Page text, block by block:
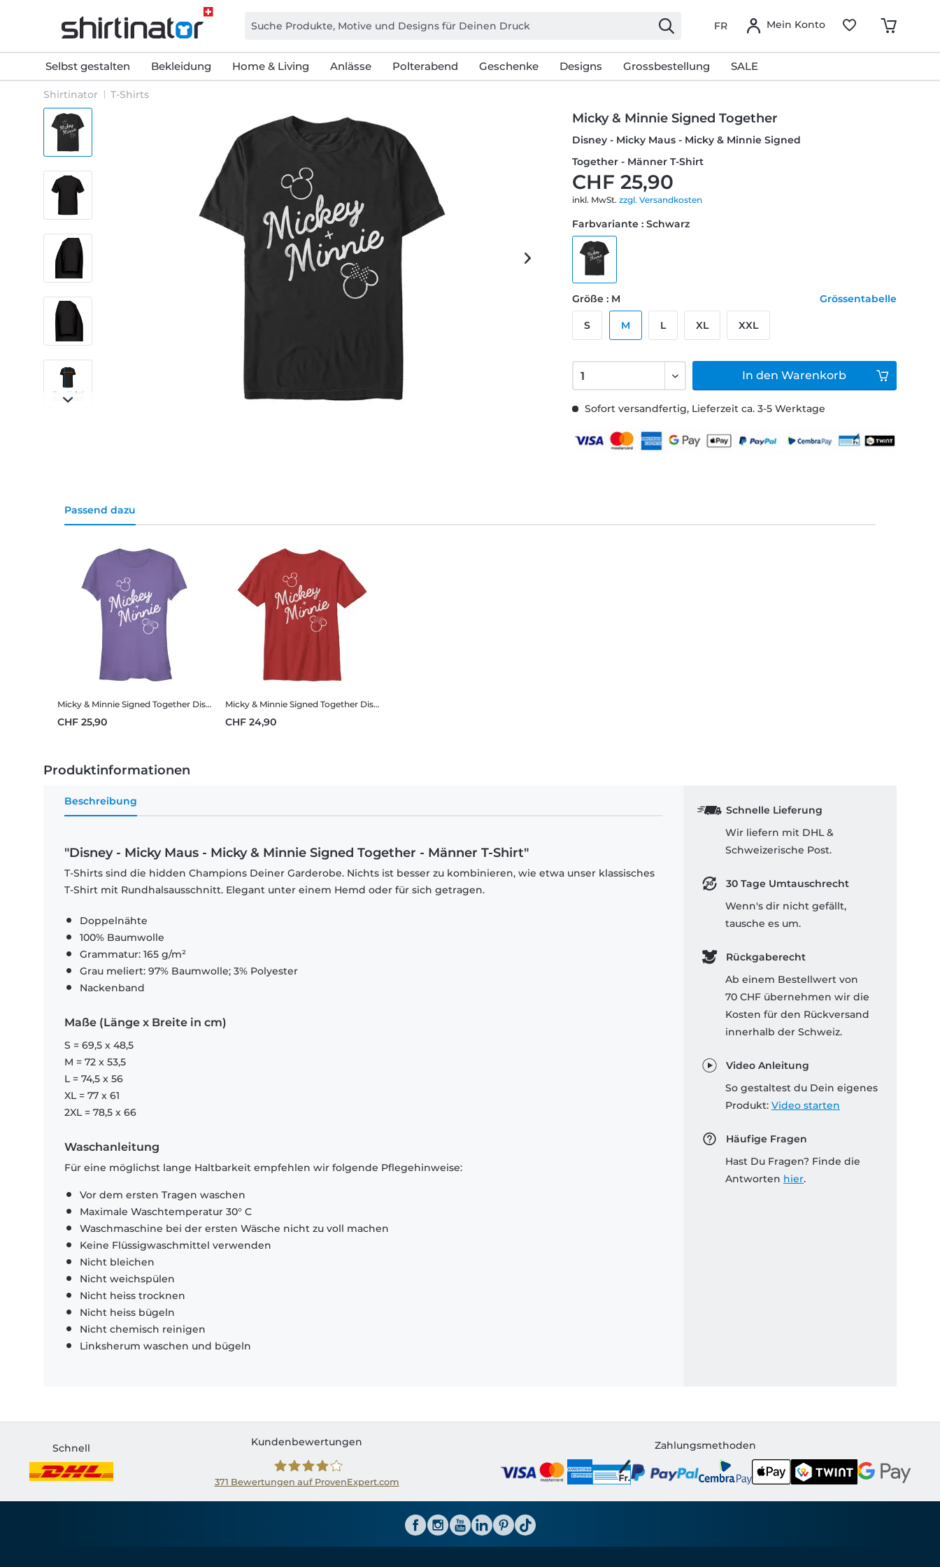
FR Mein Konto
Selbst gestalten Bekleidung Home & Living Anlässe Polterabend Geschenke Designs Grossbestellung SALE
Shirtinator T-Shirts
Micky & Minnie Signed Together
Disney - Micky Maus - Micky & Minnie Signed
Together - Männer T-Shirt
CHF 25,90
inkl. MwSt.zzgl. Versandkosten
Sofort versandfertig, Lieferzeit ca. 3-5 Werktage
Farbvariante : Schwarz
Größe : M Grössentabelle
S M L XL XXL
In den Warenkorb
Passend dazu
Micky & Minnie Signed Together Disney - Micky Maus - Micky & Minnie Signed Together - Frauen T-Shirt
CHF 25,90
Micky & Minnie Signed Together Disney - Micky Maus - Micky & Minnie Signed Together - Kinder T-Shirt
CHF 24,90
Produktinformationen
Beschreibung
"Disney - Micky Maus - Micky & Minnie Signed Together - Männer T-Shirt"
T-Shirts sind die hidden Champions Deiner Garderobe. Nichts ist besser zu kombinieren, wie etwa unser klassisches
T-Shirt mit Rundhalsausschnitt. Elegant unter einem Hemd oder für sich getragen.
Doppelnähte
100% Baumwolle
Grammatur: 165 g/m²
Grau meliert: 97% Baumwolle; 3% Polyester
Nackenband
Maße (Länge x Breite in cm)
S = 69,5 x 48,5
M = 72 x 53,5
L = 74,5 x 56
XL = 77 x 61
2XL = 78,5 x 66
Waschanleitung
Für eine möglichst lange Haltbarkeit empfehlen wir folgende Pflegehinweise:
Vor dem ersten Tragen waschen
Maximale Waschtemperatur 30° C
Waschmaschine bei der ersten Wäsche nicht zu voll machen
Keine Flüssigwaschmittel verwenden
Nicht bleichen
Nicht weichspülen
Nicht heiss trocknen
Nicht heiss bügeln
Nicht chemisch reinigen
Linksherum waschen und bügeln
Schnelle Lieferung
Wir liefern mit DHL &
Schweizerische Post.
30 Tage Umtauschrecht
Wenn's dir nicht gefällt,
tausche es um.
Rückgaberecht
Ab einem Bestellwert von
70 CHF übernehmen wir die
Kosten für den Rückversand
innerhalb der Schweiz.
Video Anleitung
So gestaltest du Dein eigenes
Produkt: Video starten
Häufige Fragen
Hast Du Fragen? Finde die
Antworten hier.
Schnell
Kundenbewertungen
371 Bewertungen auf ProvenExpert.com
Zahlungsmethoden